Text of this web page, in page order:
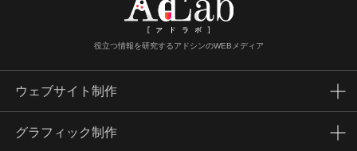
役立つ情報を研究するアドシンのWEBメディア
ウェブサイト制作
グラフィック制作